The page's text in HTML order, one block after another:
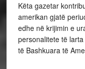
Këta gazetar
amerikan gjatë
edhe në krijimin e
personalitete të
të Bashkuara të